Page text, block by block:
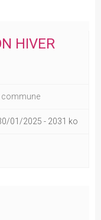
HIVER
commune
01/2025 - 2031 ko